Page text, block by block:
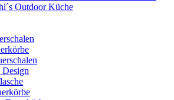
Outdoor Küche
Design